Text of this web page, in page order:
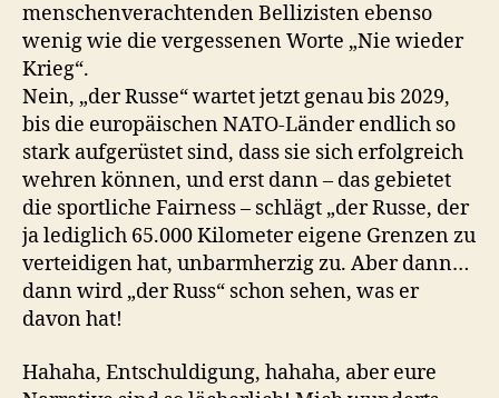
menschenverachtenden Bellizisten ebenso
wenig wie die vergessenen Worte „Nie wieder
Krieg“.
Nein, „der Russe“ wartet jetzt genau bis 2029,
bis die europäischen NATO-Länder endlich so
stark aufgerüstet sind, dass sie sich erfolgreich
wehren können, und erst dann – das gebietet
die sportliche Fairness – schlägt „der Russe, der
ja lediglich 65.000 Kilometer eigene Grenzen zu
verteidigen hat, unbarmherzig zu. Aber dann…
dann wird „der Russ“ schon sehen, was er
davon hat!
Hahaha, Entschuldigung, hahaha, aber eure